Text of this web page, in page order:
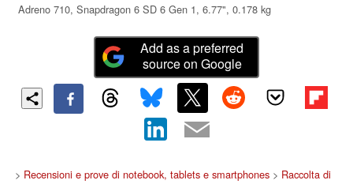
Adreno 710, Snapdragon 6 SD 6 Gen 1, 6.77", 0.178 kg
Add as a preferred
source on Google
> Recensioni e prove di notebook, tablets e smartphones> Raccolta di